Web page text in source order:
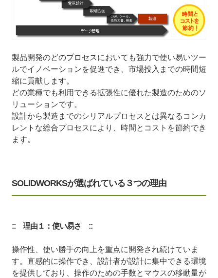
製品開発のどのプロセスにおいても強力で使い易いツー
ルでイノベーションを促進でき、市場投入までの時間短
縮に貢献します。
どの業種でも利用できる拡張性に優れた製造のためのソ
リューションです。
設計から製造までのシリアルプロセスとは異なるコンカ
レントな総合プロセスにより、時間とコストを節約でき
ます。
SOLIDWORKSが選ばれている３つの理由
:: 理由１：使い易さ ::
操作性、使い勝手の向上を重点に開発され続けていま
す。直感的に操作でき、設計者が設計に集中できる環境
を提供しており、操作のための手数とマウスの移動量が